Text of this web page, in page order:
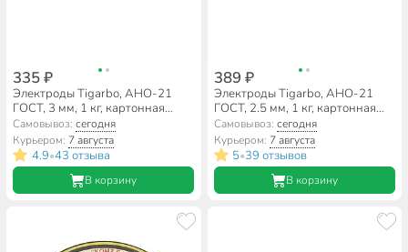
335 ₽
Электроды Tigarbo, AHO-21
ГОСТ, 3 мм, 1 кг, картонная
коробка
Самовывоз:сегодня
Курьером: 7 августа
4.9•43 отзыва
В корзину
389 ₽
Электроды Tigarbo, AHO-21
ГОСТ, 2.5 мм, 1 кг, картонная
коробка
Самовывоз: сегодня
Курьером: 7 августа
5•39 отзывов
В корзину